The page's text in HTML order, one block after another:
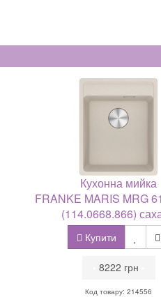
Кухонна мийка
FRANKE MARIS MRG
(114.0668.866)
Купити
8222 грн
Код товару: 214556